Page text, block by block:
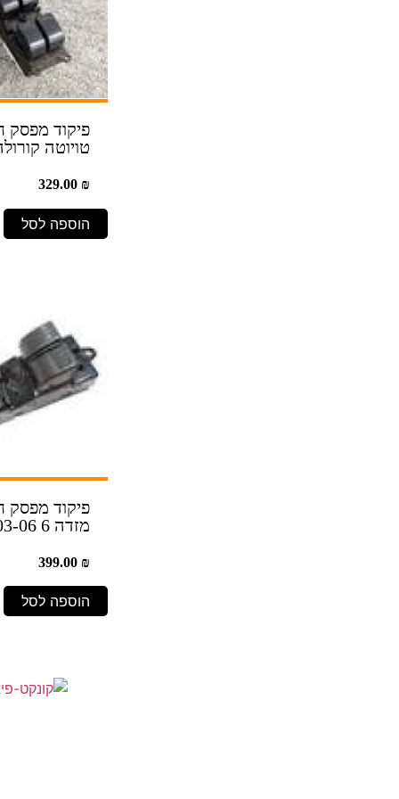
פיקוד מפסק
טויוטה קורולה
329.00 ₪
הוספה לסל
פיקוד מפסק
מזדה 6 03-06
399.00 ₪
הוספה לסל